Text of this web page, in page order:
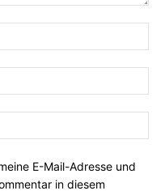
E-Mail-Adresse und
in diesem